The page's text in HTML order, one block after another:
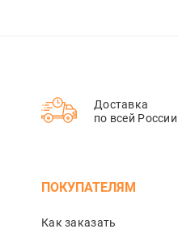
Доставка
по всей России
ПОКУПАТЕЛЯМ
Как заказать